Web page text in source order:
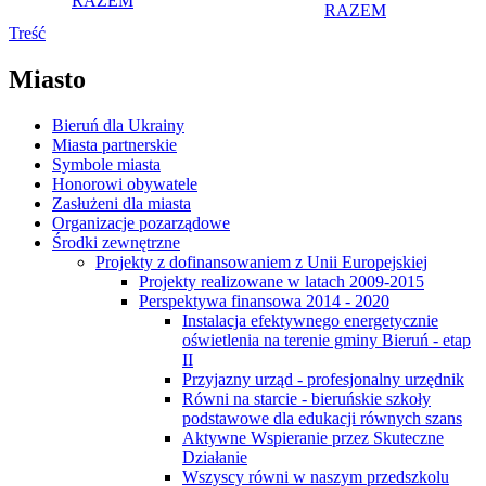
RAZEM
Treść
Miasto
Bieruń dla Ukrainy
Miasta partnerskie
Symbole miasta
Honorowi obywatele
Zasłużeni dla miasta
Organizacje pozarządowe
Środki zewnętrzne
Projekty z dofinansowaniem z Unii Europejskiej
Projekty realizowane w latach 2009-2015
Perspektywa finansowa 2014 - 2020
Instalacja efektywnego energetycznie
oświetlenia na terenie gminy Bieruń - etap
II
Przyjazny urząd - profesjonalny urzędnik
Równi na starcie - bieruńskie szkoły
podstawowe dla edukacji równych szans
Aktywne Wspieranie przez Skuteczne
Działanie
Wszyscy równi w naszym przedszkolu